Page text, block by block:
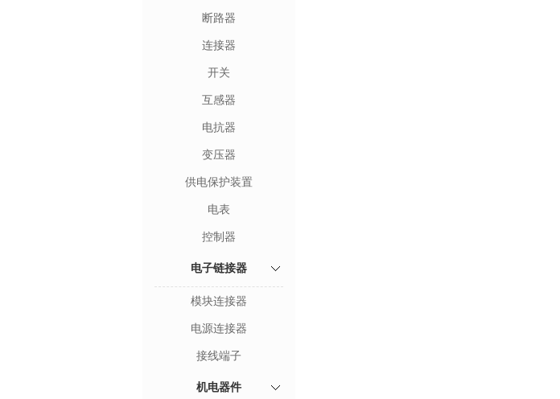
断路器
连接器
开关
互感器
电抗器
变压器
供电保护装置
电表
控制器
电子链接器
模块连接器
电源连接器
接线端子
机电器件